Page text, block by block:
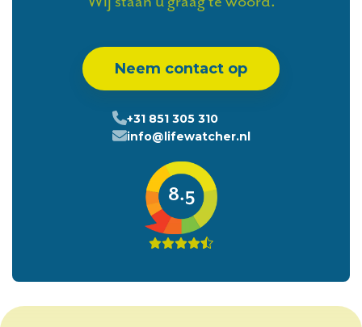
Neem contact op
+31 851 305 310
info@lifewatcher.nl
8.5